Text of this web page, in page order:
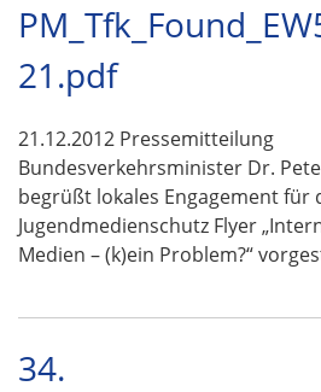
21.pdf
21.12.2012 Pressemitteilung
Bundesverkehrsminister Dr.
begrüßt lokales Engagement für
Jugendmedienschutz Flyer
Medien – (k)ein Problem?“
34.